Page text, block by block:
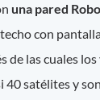
una pared
con
de las cuales
40 satélites y